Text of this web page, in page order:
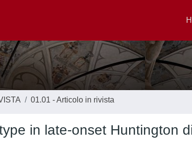
01.01 - Articolo in rivista
in late-onset Huntington